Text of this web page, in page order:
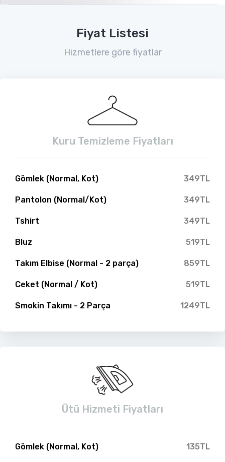
Fiyat Listesi
Hizmetlere göre fiyatlar
Kuru Temizleme Fiyatları
Gömlek (Normal, Kot) 349TL
Pantolon (Normal/Kot) 349TL
Tshirt 349TL
Bluz 519TL
Takım Elbise (Normal - 2 parça) 859TL
Ceket (Normal / Kot) 519TL
Smokin Takımı - 2 Parça 1249TL
Ütü Hizmeti Fiyatları
Gömlek (Normal, Kot) 135TL